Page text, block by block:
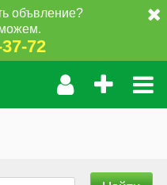
объвление?
72